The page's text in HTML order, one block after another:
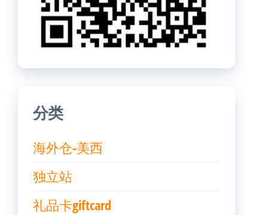
分类
海外仓-美西
独立站
礼品卡giftcard